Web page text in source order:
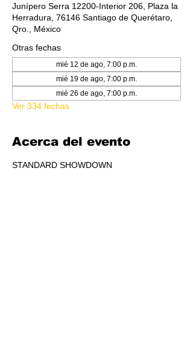
Junípero Serra 12200-Interior 206, Plaza la
Herradura, 76146 Santiago de Querétaro,
Qro., México
Otras fechas
mié 12 de ago, 7:00 p.m.
mié 19 de ago, 7:00 p.m.
mié 26 de ago, 7:00 p.m.
Ver 334 fechas
Acerca del evento
STANDARD SHOWDOWN